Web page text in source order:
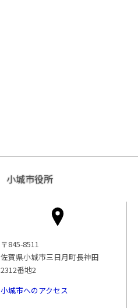
小城市役所
〒845-8511
佐賀県小城市三日月町長神田
2312番地2
小城市へのアクセス